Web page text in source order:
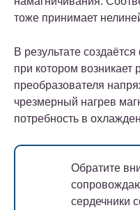
тоже принимает
В результате
при котором возникает
преобразователя
чрезмерный нагрев
потребность в
Обратите
сердечники